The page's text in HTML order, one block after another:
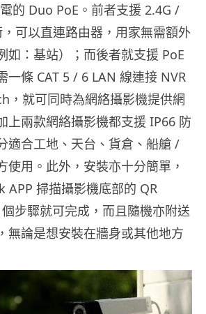
的 Duo PoE。前者支援 2.4G /
可以直連路由器，用家無需額外
如：基站）；而後者就支援 PoE
一條 CAT 5 / 6 LAN 線連接 NVR
就可同時為網絡攝影機提供網
上兩款網絡攝影機都支援 IP66 防
適合工地、天台、貨倉、船艙 /
使用。此外，安裝亦十分簡單，
APP 掃描攝影機底部的 QR
步驟就可完成，而且隨機亦附送
無論是想安裝在牆身或其他地方